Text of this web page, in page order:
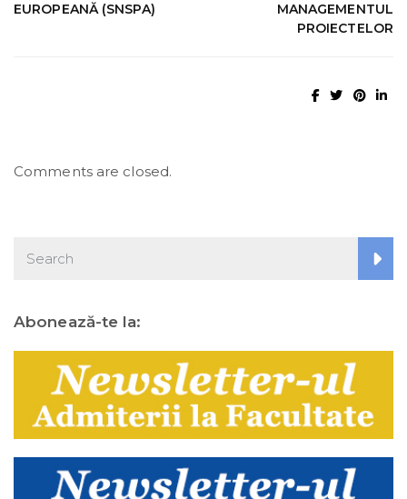
EUROPEANĂ (SNSPA)
MANAGEMENTUL
PROIECTELOR
Comments are closed.
Abonează-te la: